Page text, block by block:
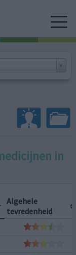
in
Algehele
tevredenheid